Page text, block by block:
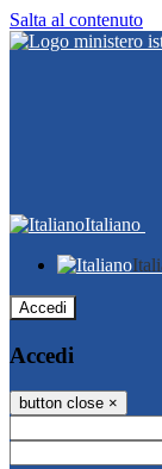
Salta al contenuto
Italiano
Accedi
Accedi
button close ×